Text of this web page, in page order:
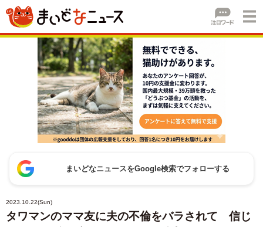
まいどなニュースをGoogle検索でフォローする
2023.10.22(Sun)
タワマンのママ友に夫の不倫をバラされて 信じ